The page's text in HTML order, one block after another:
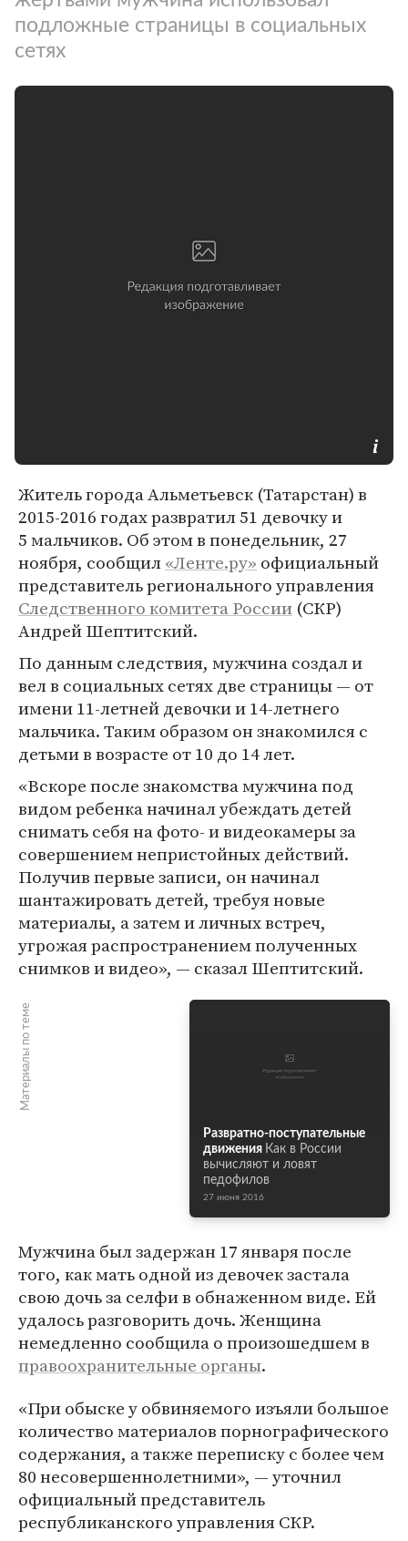
подложные страницы в социальных
сетях
Житель города Альметьевск (Татарстан) в
2015-2016 годах развратил 51 девочку и
5 мальчиков. Об этом в понедельник, 27
ноября, сообщил«Ленте.ру» официальный
представитель регионального управления
Следственного комитета России (СКР)
Андрей Шептитский.
По данным следствия, мужчина создал и
вел в социальных сетях две страницы — от
имени 11-летней девочки и 14-летнего
мальчика. Таким образом он знакомился с
детьми в возрасте от 10 до 14 лет.
«Вскоре после знакомства мужчина под
видом ребенка начинал убеждать детей
снимать себя на фото- и видеокамеры за
совершением непристойных действий.
Получив первые записи, он начинал
шантажировать детей, требуя новые
материалы, а затем и личных встреч,
угрожая распространением полученных
снимков и видео», — сказал Шептитский.
Материалы по теме
Развратно-поступательные
движения Как в России
вычисляют и ловят
педофилов
27 июня 2016
Мужчина был задержан 17 января после
того, как мать одной из девочек застала
свою дочь за селфи в обнаженном виде. Ей
удалось разговорить дочь. Женщина
немедленно сообщила о произошедшем в
правоохранительные органы.
«При обыске у обвиняемого изъяли большое
количество материалов порнографического
содержания, а также переписку с более чем
80 несовершеннолетними», — уточнил
официальный представитель
республиканского управления СКР.